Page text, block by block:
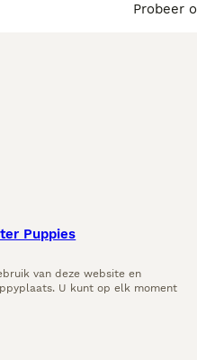
Probeer
Puppies
van deze website en
U kunt op elk moment